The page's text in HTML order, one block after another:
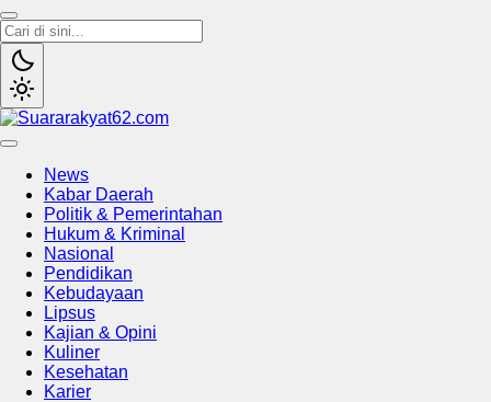
News
Kabar Daerah
Politik & Pemerintahan
Hukum & Kriminal
Nasional
Pendidikan
Kebudayaan
Lipsus
Kajian & Opini
Kuliner
Kesehatan
Karier